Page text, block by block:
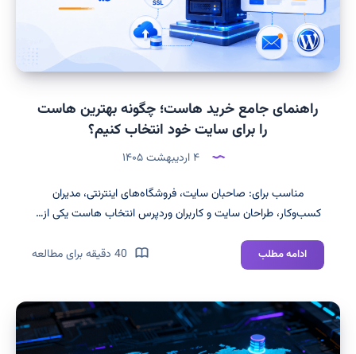
کسب‌وکارها
راهنمای جامع خرید هاست؛ چگونه بهترین هاست
را برای سایت خود انتخاب کنیم؟
۴ اردیبهشت ۱۴۰۵
مناسب برای: صاحبان سایت، فروشگاه‌های اینترنتی، مدیران
کسب‌وکار، طراحان سایت و کاربران وردپرس انتخاب هاست یکی از…
ادامه مطلبراهنمای
جامع
هاست؛
چگونه
بهترین